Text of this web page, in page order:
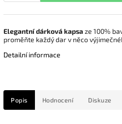
Elegantní dárková kapsaze 100%
proměňte každý dar v něco
Detailní informace
Popis Hodnocení Diskuze